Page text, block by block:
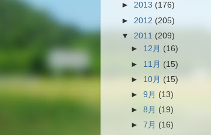
► 2013 (176)
► 2012 (205)
▼ 2011 (209)
► 12月 (16)
► 11月 (15)
► 10月 (15)
►9月 (13)
►8月 (19)
►7月 (16)